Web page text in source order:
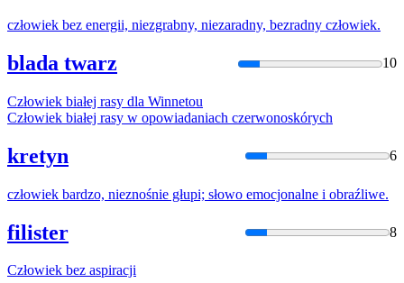
człowiek bez energii, niezgrabny, niezaradny, bezradny człowiek.
blada twarz 10
Człowiek białej rasy dla Winnetou
Człowiek białej rasy w opowiadaniach czerwonoskórych
kretyn 6
człowiek bardzo, nieznośnie głupi; słowo emocjonalne i obraźliwe.
filister 8
Człowiek bez aspiracji